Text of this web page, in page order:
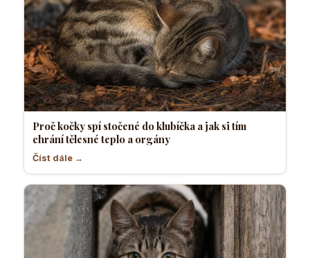
Proč kočky spí stočené do klubíčka a jak si tím
chrání tělesné teplo a orgány
Číst dále →